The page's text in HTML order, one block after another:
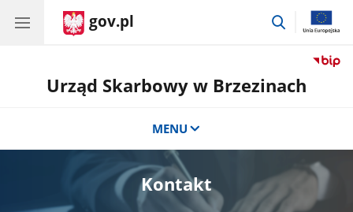
gov.pl
przejdź
Urząd Skarbowy w Brzezinach
MENU
Kontakt